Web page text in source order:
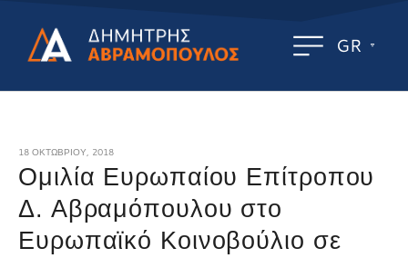
GR
18 ΟΚΤΩΒΡΊΟΥ, 2018
Ομιλία Ευρωπαίου Επίτροπου
Δ. Αβραμόπουλου στο
Ευρωπαϊκό Κοινοβούλιο σε